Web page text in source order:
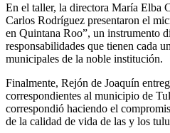
En el taller, la directora María Elba
Carlos Rodríguez presentaron el
en Quintana Roo”, un instrumento
responsabilidades que tienen cada
municipales de la noble institución.
Finalmente, Rejón de Joaquín
correspondientes al municipio de
correspondió haciendo el
de la calidad de vida de las y los